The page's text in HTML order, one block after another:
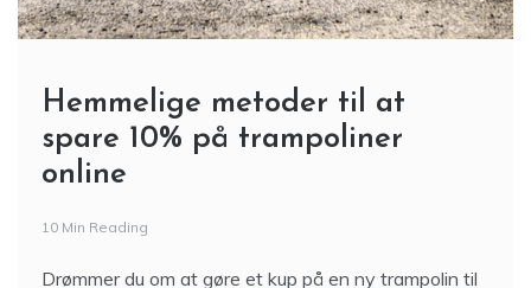
Hemmelige metoder til at
spare 10% på trampoliner
online
10 Min Reading
Drømmer du om at gøre et kup på en ny trampolin til